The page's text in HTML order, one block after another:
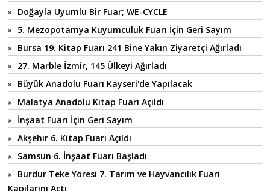
Doğayla Uyumlu Bir Fuar; WE-CYCLE
5. Mezopotamya Kuyumculuk Fuarı İçin Geri Sayım
Bursa 19. Kitap Fuarı 241 Bine Yakın Ziyaretçi Ağırladı
27. Marble İzmir, 145 Ülkeyi Ağırladı
Büyük Anadolu Fuarı Kayseri'de Yapılacak
Malatya Anadolu Kitap Fuarı Açıldı
İnşaat Fuarı İçin Geri Sayım
Akşehir 6. Kitap Fuarı Açıldı
Samsun 6. İnşaat Fuarı Başladı
Burdur Teke Yöresi 7. Tarım ve Hayvancılık Fuarı
Kapılarını Açtı